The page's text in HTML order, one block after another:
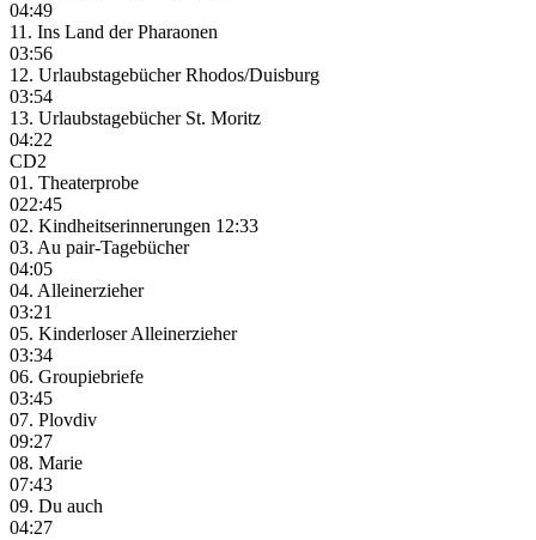
04:49
11. Ins Land der Pharaonen
03:56
12. Urlaubstagebücher Rhodos/Duisburg
03:54
13. Urlaubstagebücher St. Moritz
04:22
CD2
01. Theaterprobe
022:45
02. Kindheitserinnerungen 12:33
03. Au pair-Tagebücher
04:05
04. Alleinerzieher
03:21
05. Kinderloser Alleinerzieher
03:34
06. Groupiebriefe
03:45
07. Plovdiv
09:27
08. Marie
07:43
09. Du auch
04:27